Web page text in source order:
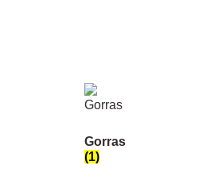
Gorras
(1)